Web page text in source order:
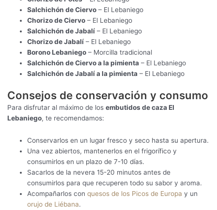
Salchichón de Ciervo – El Lebaniego
Chorizo de Ciervo – El Lebaniego
Salchichón de Jabalí – El Lebaniego
Chorizo de Jabalí – El Lebaniego
Borono Lebaniego – Morcilla tradicional
Salchichón de Ciervo a la pimienta – El Lebaniego
Salchichón de Jabalí a la pimienta – El Lebaniego
Consejos de conservación y consumo
Para disfrutar al máximo de los embutidos de caza El
Lebaniego, te recomendamos:
Conservarlos en un lugar fresco y seco hasta su apertura.
Una vez abiertos, mantenerlos en el frigorífico y
consumirlos en un plazo de 7-10 días.
Sacarlos de la nevera 15-20 minutos antes de
consumirlos para que recuperen todo su sabor y aroma.
Acompañarlos conquesos de los Picos de Europa y un
orujo de Liébana.